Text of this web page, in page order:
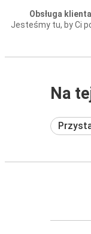
Obsługa klienta
Jesteśmy tu, by Ci
Na